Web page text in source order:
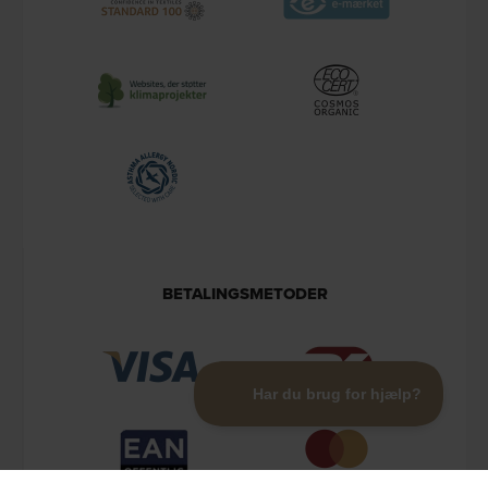
BETALINGSMETODER